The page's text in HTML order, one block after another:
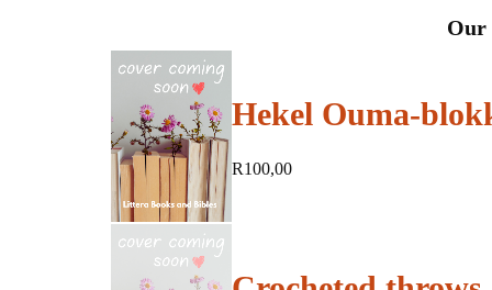
Our
Hekel Ouma-
R100,00